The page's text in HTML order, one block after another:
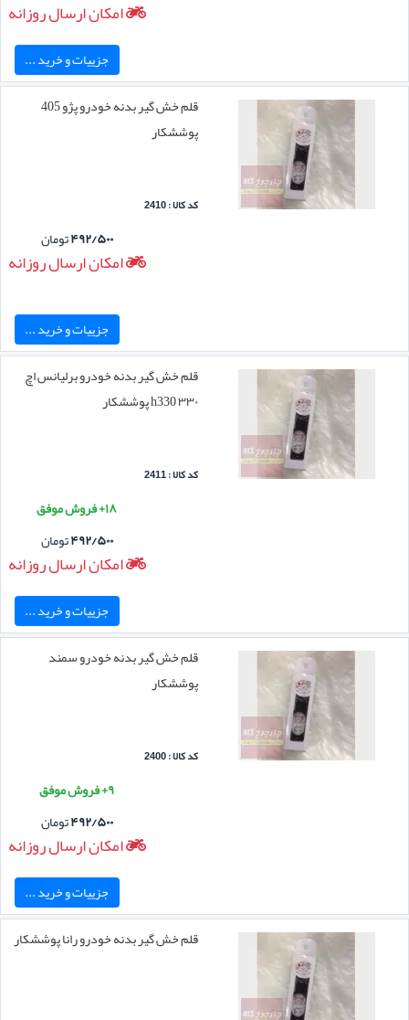
امکان ارسال روزانه
جزییات و خرید ...
قلم خش گیر بدنه خودرو پژو 405
پوششکار
کد کالا : 2410
۴۹۲/۵۰۰تومان
امکان ارسال روزانه
جزییات و خرید ...
قلم خش گیر بدنه خودرو برلیانس اچ
۳۳۰ h330 پوششکار
کد کالا : 2411
۱۸+ فروش موفق
۴۹۲/۵۰۰تومان
امکان ارسال روزانه
جزییات و خرید ...
قلم خش گیر بدنه خودرو سمند
پوششکار
کد کالا : 2400
۹+ فروش موفق
۴۹۲/۵۰۰تومان
امکان ارسال روزانه
جزییات و خرید ...
قلم خش گیر بدنه خودرو رانا پوششکار